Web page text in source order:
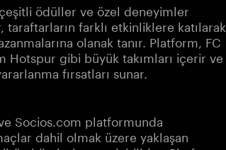
ödüller ve özel deneyimler
taraftarların farklı etkinliklere katılarak
olanak tanır. Platform, FC
Hotspur gibi büyük takımları içerir ve
fırsatları sunar.
Socios.com platformunda
dahil olmak üzere yaklaşan